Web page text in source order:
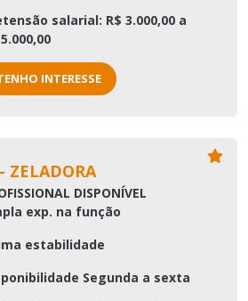
salarial: R$ 3.000,00 a
INTERESSE
ZELADORA
DISPONÍVEL
exp. na função
estabilidade
Segunda a sexta